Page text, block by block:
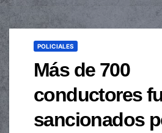
POLICIALES
Más de 700
conductores
sancionados